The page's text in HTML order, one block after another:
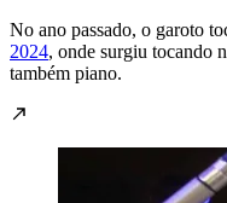
No ano passado, o garoto
2024, onde surgiu tocando
também piano.